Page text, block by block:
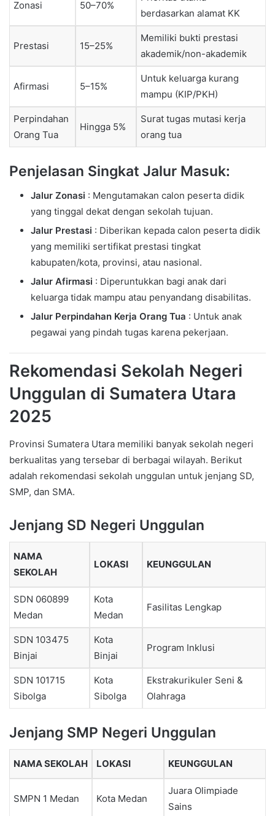
Zonasi 50–70%
berdasarkan alamat KK
Prestasi 15–25%
Memiliki bukti prestasi
akademik/non-akademik
Afirmasi 5–15%
Untuk keluarga kurang
mampu (KIP/PKH)
Perpindahan
Orang Tua
Hingga 5%
Surat tugas mutasi kerja
orang tua
Penjelasan Singkat Jalur Masuk:
Jalur Zonasi : Mengutamakan calon peserta didik
yang tinggal dekat dengan sekolah tujuan.
Jalur Prestasi : Diberikan kepada calon peserta didik
yang memiliki sertifikat prestasi tingkat
kabupaten/kota, provinsi, atau nasional.
Jalur Afirmasi : Diperuntukkan bagi anak dari
keluarga tidak mampu atau penyandang disabilitas.
Jalur Perpindahan Kerja Orang Tua : Untuk anak
pegawai yang pindah tugas karena pekerjaan.
Rekomendasi Sekolah Negeri
Unggulan di Sumatera Utara
2025
Provinsi Sumatera Utara memiliki banyak sekolah negeri
berkualitas yang tersebar di berbagai wilayah. Berikut
adalah rekomendasi sekolah unggulan untuk jenjang SD,
SMP, dan SMA.
Jenjang SD Negeri Unggulan
NAMA
SEKOLAH
LOKASI KEUNGGULAN
SDN 060899
Medan
Kota
Medan
Fasilitas Lengkap
SDN 103475
Binjai
Kota
Binjai
Program Inklusi
SDN 101715
Sibolga
Kota
Sibolga
Ekstrakurikuler Seni &
Olahraga
Jenjang SMP Negeri Unggulan
NAMA SEKOLAH LOKASI KEUNGGULAN
SMPN 1 Medan Kota Medan
Juara Olimpiade
Sains